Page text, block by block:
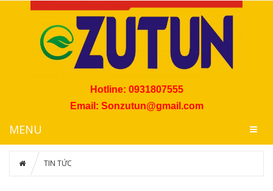
Hotline: 0931807555
Email: Sonzutun@gmail.com
MENU
TIN TỨC